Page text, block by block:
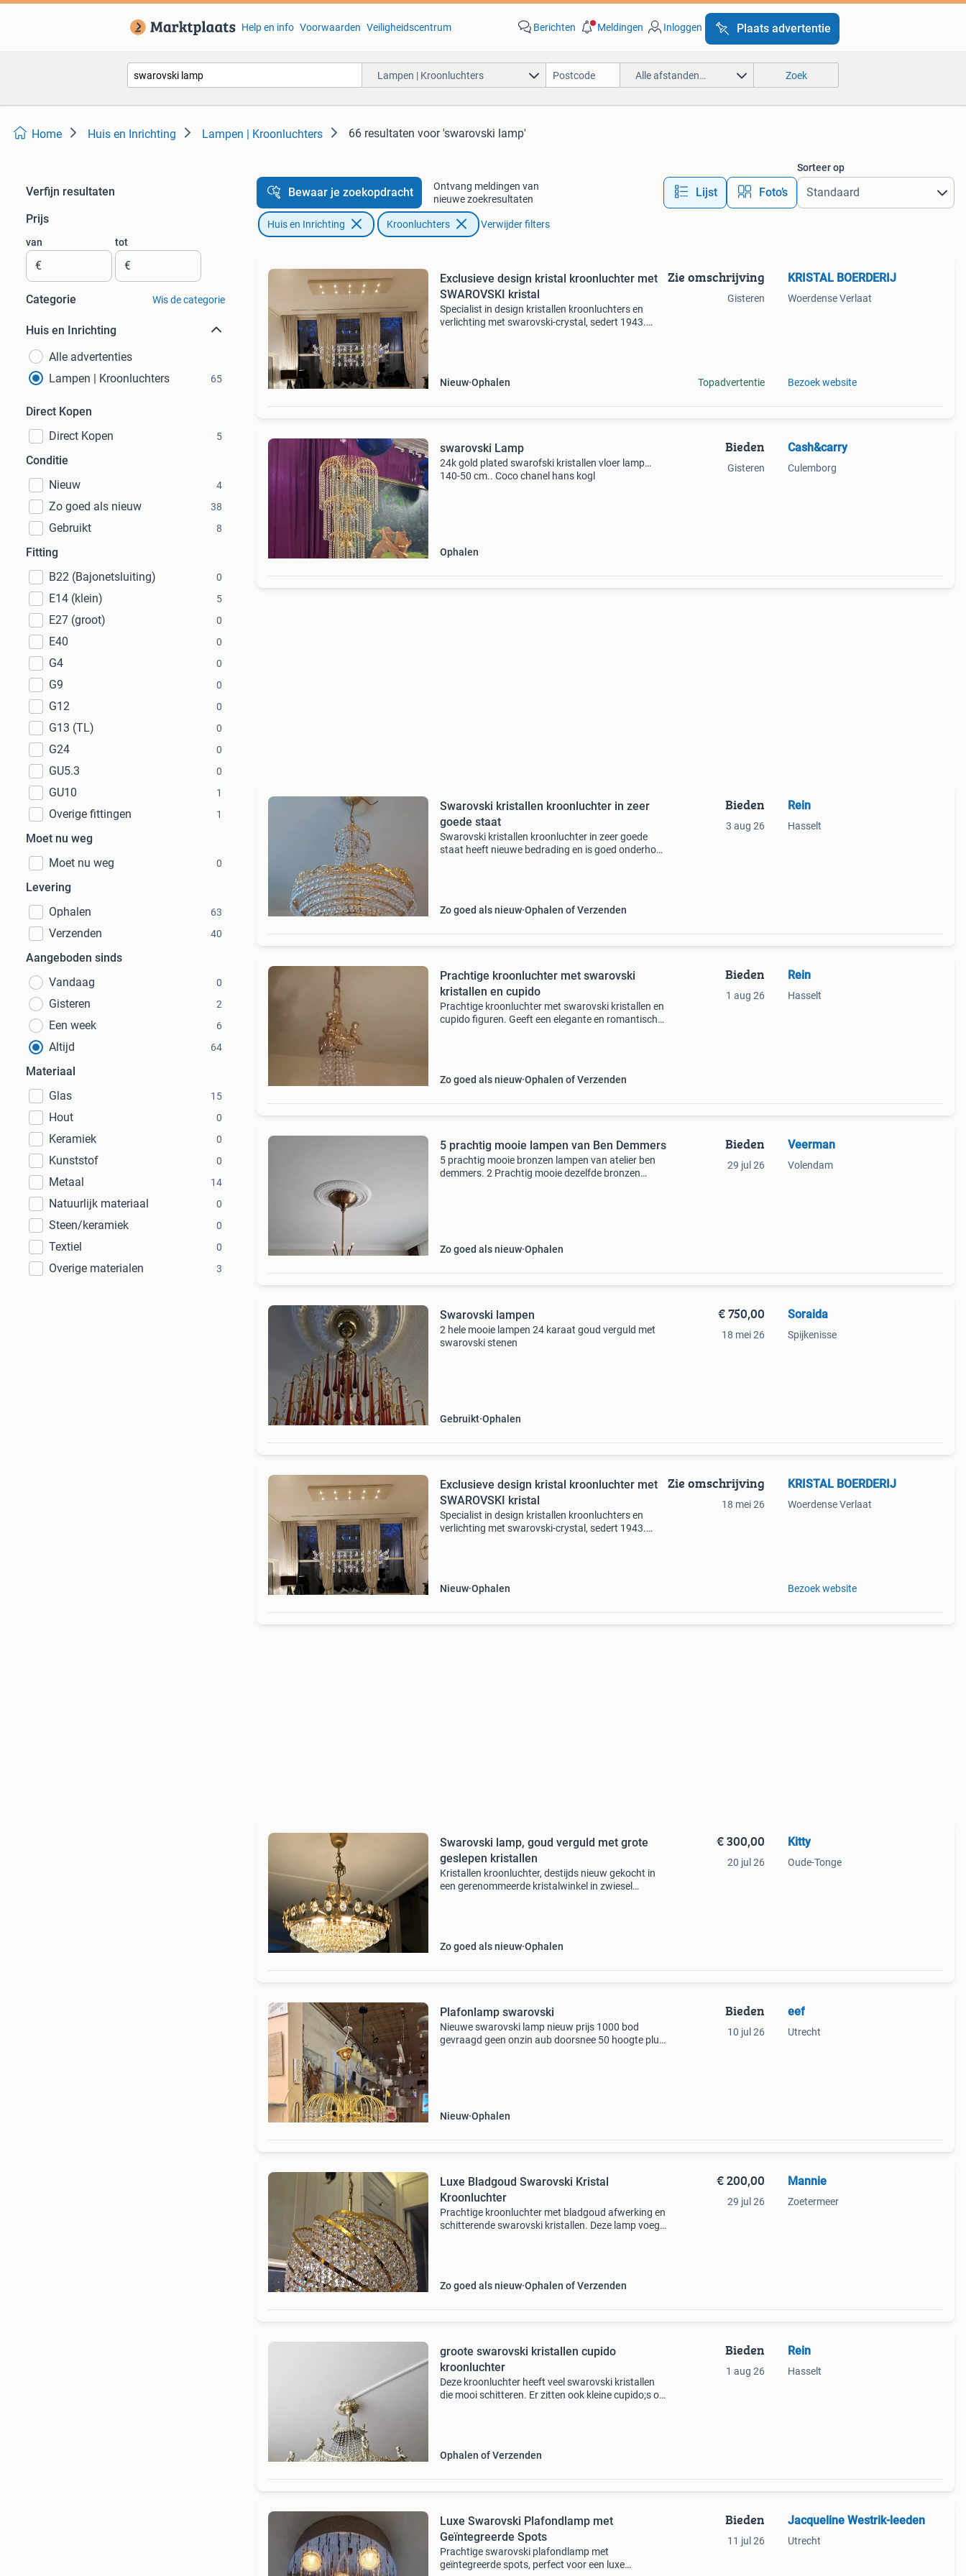
Help en info Voorwaarden Veiligheidscentrum Berichten Meldingen Inloggen Plaats advertentie
Lampen | Kroonluchters Alle afstanden… Zoek
Home Huis en Inrichting Lampen | Kroonluchters 66 resultaten voor 'swarovski lamp'
Verfijn resultaten
Prijs
van
€
tot
€
Categorie Wis de categorie
Huis en Inrichting
Alle advertenties
Lampen | Kroonluchters
65
Direct Kopen
Direct Kopen
5
Conditie
Nieuw
4
Zo goed als nieuw 38
Gebruikt 8
Fitting
B22 (Bajonetsluiting)
0
E14 (klein) 5
E27 (groot) 0
E40 0
G4 0
G9 0
G12 0
G13 (TL) 0
G24 0
GU5.3 0
GU10 1
Overige fittingen 1
Moet nu weg
Moet nu weg
0
Levering
Ophalen
63
Verzenden 40
Aangeboden sinds
Vandaag
0
Gisteren 2
Een week 6
Altijd 64
Materiaal
Glas
15
Hout 0
Keramiek 0
Kunststof 0
Metaal 14
Natuurlijk materiaal 0
Steen/keramiek 0
Textiel 0
Overige materialen 3
Bewaar je zoekopdracht
Ontvang meldingen van
nieuwe zoekresultaten
Lijst Foto’s
Sorteer op
Huis en Inrichting Kroonluchters Verwijder filters
Exclusieve design kristal kroonluchter met
SWAROVSKI kristal
Specialist in design kristallen kroonluchters en
verlichting met swarovski-crystal, sedert 1943.
Nieuw Ophalen
Zie omschrijving
Gisteren
Topadvertentie
KRISTAL BOERDERIJ
Woerdense Verlaat
Bezoek website
swarovski Lamp
24k gold plated swarofski kristallen vloer lamp…
140-50 cm.. Coco chanel hans kogl
Ophalen
Bieden
Gisteren
Cash&carry
Culemborg
Swarovski kristallen kroonluchter in zeer
goede staat
Swarovski kristallen kroonluchter in zeer goede
staat heeft nieuwe bedrading en is goed onderhoud
Zo goed als nieuw Ophalen of Verzenden
Bieden
3 aug 26
Rein
Hasselt
Prachtige kroonluchter met swarovski
kristallen en cupido
Prachtige kroonluchter met swarovski kristallen en
cupido figuren. Geeft een elegante en romantische
Zo goed als nieuw Ophalen of Verzenden
Bieden
1 aug 26
Rein
Hasselt
5 prachtig mooie lampen van Ben Demmers
5 prachtig mooie bronzen lampen van atelier ben
demmers. 2 Prachtig mooie dezelfde bronzen
Zo goed als nieuw Ophalen
Bieden
29 jul 26
Veerman
Volendam
Swarovski lampen
2 hele mooie lampen 24 karaat goud verguld met
swarovski stenen
Gebruikt Ophalen
€ 750,00
18 mei 26
Soraida
Spijkenisse
Exclusieve design kristal kroonluchter met
SWAROVSKI kristal
Specialist in design kristallen kroonluchters en
verlichting met swarovski-crystal, sedert 1943.
Nieuw Ophalen
Zie omschrijving
18 mei 26
KRISTAL BOERDERIJ
Woerdense Verlaat
Bezoek website
Swarovski lamp, goud verguld met grote
geslepen kristallen
Kristallen kroonluchter, destijds nieuw gekocht in
een gerenommeerde kristalwinkel in zwiesel
Zo goed als nieuw Ophalen
€ 300,00
20 jul 26
Kitty
Oude-Tonge
Plafonlamp swarovski
Nieuwe swarovski lamp nieuw prijs 1000 bod
gevraagd geen onzin aub doorsnee 50 hoogte plus
Nieuw Ophalen
Bieden
10 jul 26
eef
Utrecht
Luxe Bladgoud Swarovski Kristal
Kroonluchter
Prachtige kroonluchter met bladgoud afwerking en
schitterende swarovski kristallen. Deze lamp voegt
Zo goed als nieuw Ophalen of Verzenden
€ 200,00
29 jul 26
Mannie
Zoetermeer
groote swarovski kristallen cupido
kroonluchter
Deze kroonluchter heeft veel swarovski kristallen
die mooi schitteren. Er zitten ook kleine cupido;s op
Ophalen of Verzenden
Bieden
1 aug 26
Rein
Hasselt
Luxe Swarovski Plafondlamp met
Geïntegreerde Spots
Prachtige swarovski plafondlamp met
geïntegreerde spots, perfect voor een luxe
Bieden
11 jul 26
Jacqueline Westrik-leeden
Utrecht